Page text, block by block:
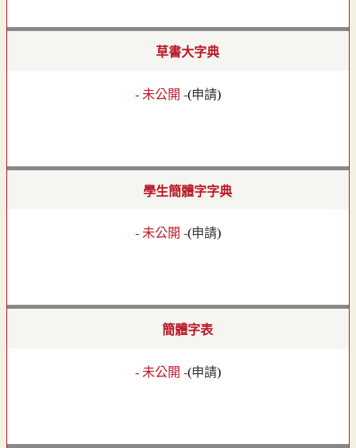
草書大字典
- 未公開 -(申請)
學生簡體字字典
- 未公開 -(申請)
簡體字表
- 未公開 -(申請)